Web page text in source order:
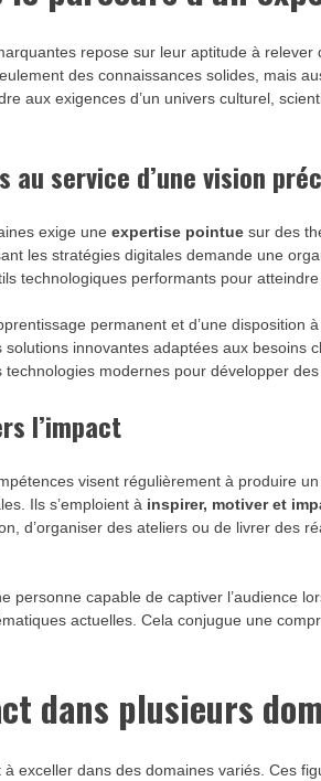
repose sur leur aptitude à
des connaissances solides, mais
aux exigences d’un univers culturel,
service d’une vision
exige uneexpertise pointue sur des
les stratégies digitales demande une
technologiques performants pour
permanent et d’une
solutions innovantes adaptées aux besoins
modernes pour développer
l’impact
visent régulièrement à produire
Ils s’emploient à inspirer, motiver et
d’organiser des ateliers ou de livrer des
personne capable de captiver l’audience
actuelles. Cela conjugue une
dans plusieurs
exceller dans des domaines variés. Ces